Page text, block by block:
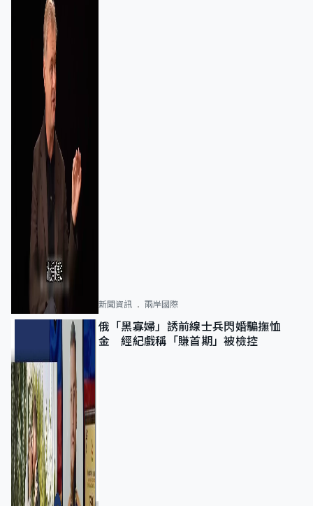
新聞資訊 兩岸國際
俄「黑寡婦」誘前線士兵閃婚騙撫恤
金 經紀戲稱「賺首期」被檢控